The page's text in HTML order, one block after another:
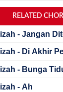
RELATED
- Jangan
- Di Akhir
- Bunga
- Ah